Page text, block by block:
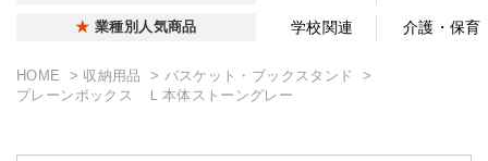
業種別人気商品 学校関連 介護・保育
HOME 収納用品
バスケット・ブックスタンド
プレーンボックス Ｌ本体ストーングレー